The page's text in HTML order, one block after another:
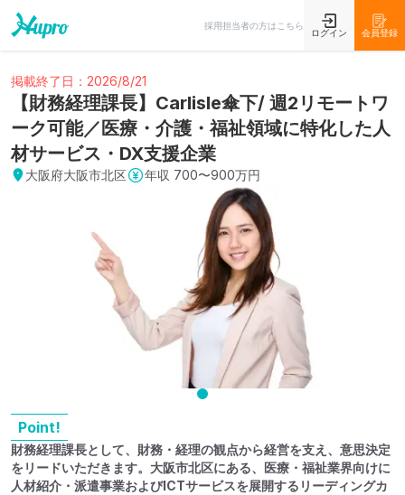
採用担当者の方はこちら
ログイン 会員登録
掲載終了日：2026/8/21
【財務経理課長】Carlisle傘下/ 週2リモートワ
ーク可能／医療・介護・福祉領域に特化した人
材サービス・DX支援企業
大阪府大阪市北区 年収 700〜900万円
Point!
財務経理課長として、財務・経理の観点から経営を支え、意思決定
をリードいただきます。大阪市北区にある、医療・福祉業界向けに
人材紹介・派遣事業およびICTサービスを展開するリーディングカ